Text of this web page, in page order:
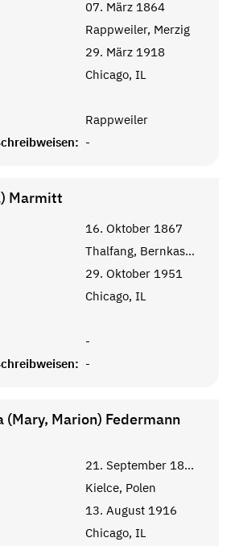
07. März 1864
Rappweiler, Merzig
29. März 1918
Chicago, IL
Rappweiler
-
Marmitt
16. Oktober 1867
Thalfang, Bernkastel
29. Oktober 1951
Chicago, IL
-
-
(Mary, Marion) Federmann
21. September 1888
Kielce, Polen
13. August 1916
Chicago, IL